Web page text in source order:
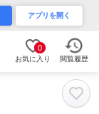
アプリを開く
0
お気に入り 閲覧履歴